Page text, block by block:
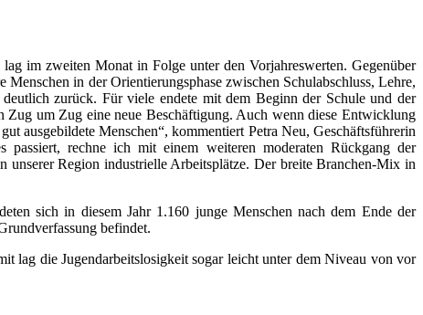
im zweiten Monat in Folge unter den Vorjahreswerten. Gegenüber
in der Orientierungsphase zwischen Schulabschluss, Lehre,
zurück. Für viele endete mit dem Beginn der Schule und der
Zug um Zug eine neue Beschäftigung. Auch wenn diese Entwicklung
ausgebildete Menschen“, kommentiert Petra Neu, Geschäftsführerin
rechne ich mit einem weiteren moderaten Rückgang der
Region industrielle Arbeitsplätze. Der breite Branchen-Mix in
sich in diesem Jahr 1.160 junge Menschen nach dem Ende der
befindet.
lag die Jugendarbeitslosigkeit sogar leicht unter dem Niveau von vor